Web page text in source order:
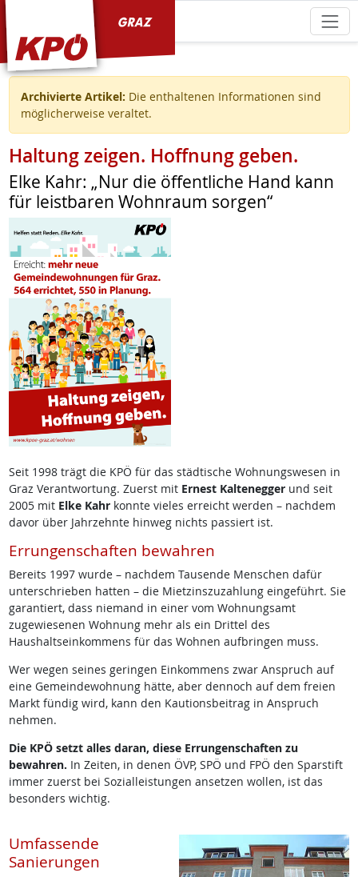
Archivierte Artikel: Die enthaltenen Informationen sind
möglicherweise veraltet.
Haltung zeigen. Hoffnung geben.
Elke Kahr: „Nur die öffentliche Hand kann
für leistbaren Wohnraum sorgen“
Seit 1998 trägt die KPÖ für das städtische Wohnungswesen in
Graz Verantwortung. Zuerst mit Ernest Kalteneggerund seit
2005 mit Elke Kahrkonnte vieles erreicht werden – nachdem
davor über Jahrzehnte hinweg nichts passiert ist.
Errungenschaften bewahren
Bereits 1997 wurde – nachdem Tausende Menschen dafür
unterschrieben hatten – die Mietzinszuzahlung eingeführt. Sie
garantiert, dass niemand in einer vom Wohnungsamt
zugewiesenen Wohnung mehr als ein Drittel des
Haushaltseinkommens für das Wohnen aufbringen muss.
Wer wegen seines geringen Einkommens zwar Anspruch auf
eine Gemeindewohnung hätte, aber dennoch auf dem freien
Markt fündig wird, kann den Kautionsbeitrag in Anspruch
nehmen.
Die KPÖ setzt alles daran, diese Errungenschaften zu
bewahren. In Zeiten, in denen ÖVP, SPÖ und FPÖ den Sparstift
immer zuerst bei Sozialleistungen ansetzen wollen, ist das
besonders wichtig.
Umfassende
Sanierungen